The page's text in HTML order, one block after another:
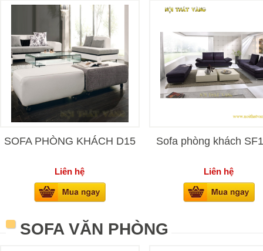
SOFA PHÒNG KHÁCH D15
Liên hệ
Sofa phòng khách
Liên hệ
SOFA VĂN PHÒNG